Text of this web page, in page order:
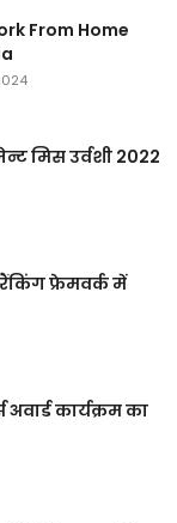
From Home
मिस उर्वशी 2022
फ्रेमवर्क में
कार्यक्रम का